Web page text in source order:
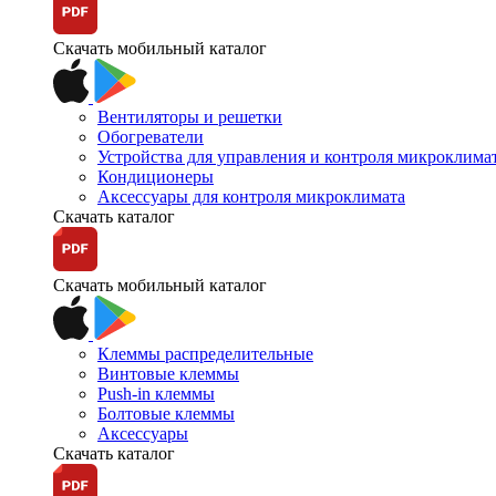
Скачать мобильный каталог
Вентиляторы и решетки
Обогреватели
Устройства для управления и контроля
Кондиционеры
Аксессуары для контроля микроклимата
Скачать каталог
Скачать мобильный каталог
Клеммы распределительные
Винтовые клеммы
Push-in клеммы
Болтовые клеммы
Аксессуары
Скачать каталог